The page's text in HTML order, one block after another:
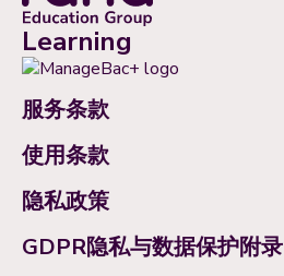
Learning
服务条款
使用条款
隐私政策
GDPR隐私与数据保护附录